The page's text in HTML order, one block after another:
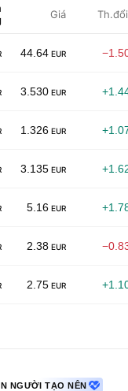
Giá
44.64 EUR
3.530 EUR
1.326 EUR
3.135 EUR
5.16 EUR
2.38 EUR
2.75 EUR
NGƯỜI TẠO NÊN